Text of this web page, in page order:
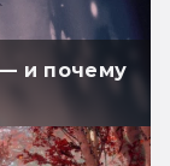
и почему